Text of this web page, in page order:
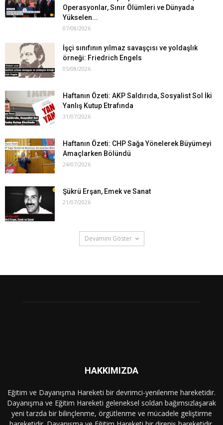
Operasyonlar, Sınır Ölümleri ve Dünyada
Yükselen...
07/08/2026
İşçi sınıfının yılmaz savaşçısı ve yoldaşlık
örneği: Friedrich Engels
05/08/2026
Haftanın Özeti: AKP Saldırıda, Sosyalist Sol İki
Yanlış Kutup Etrafında
31/07/2026
Haftanın Özeti: CHP Sağa Yönelerek Büyümeyi
Amaçlarken Bölündü
24/07/2026
Şükrü Erşan, Emek ve Sanat
21/07/2026
Devamını Göster
HAKKIMIZDA
Eğitim ve Dayanışma Hareketi bir devrimci-yenilenme hareketidir.
Dayanışma ve Eğitim Hareketi geleneksel soldan bağımsızlaşarak
yeni tarzda bir bilinçlenme, örgütlenme ve mücadele geliştirme